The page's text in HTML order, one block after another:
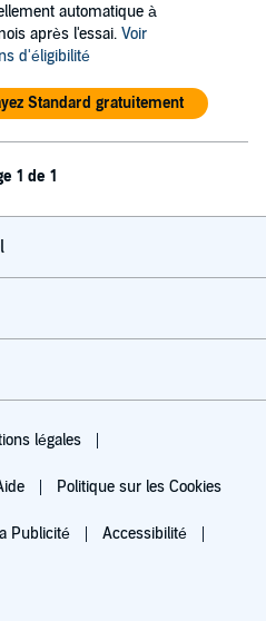
automatique à
après l'essai. Voir
d'éligibilité
Standard gratuitement
1 de 1
légales
Politique sur les Cookies
Publicité Accessibilité